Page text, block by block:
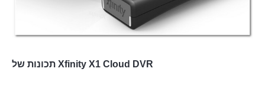
תכונות של Xfinity X1 Cloud DVR